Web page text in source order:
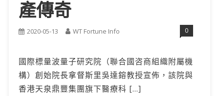
產傳奇
2020-05-13 WT Fortune Info 0
國際標量波量子研究院（聯合國咨商組織附屬機
構）創始院長拿督斯里吳達鎔教授宣佈，該院與
香港天泉鼎豐集團旗下醫療科 […]